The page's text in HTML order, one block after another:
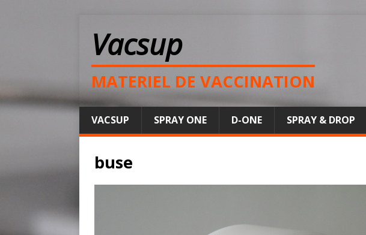
Vacsup
MATERIEL DE VACCINATION
VACSUP SPRAY ONE D-ONE SPRAY & DROP
buse